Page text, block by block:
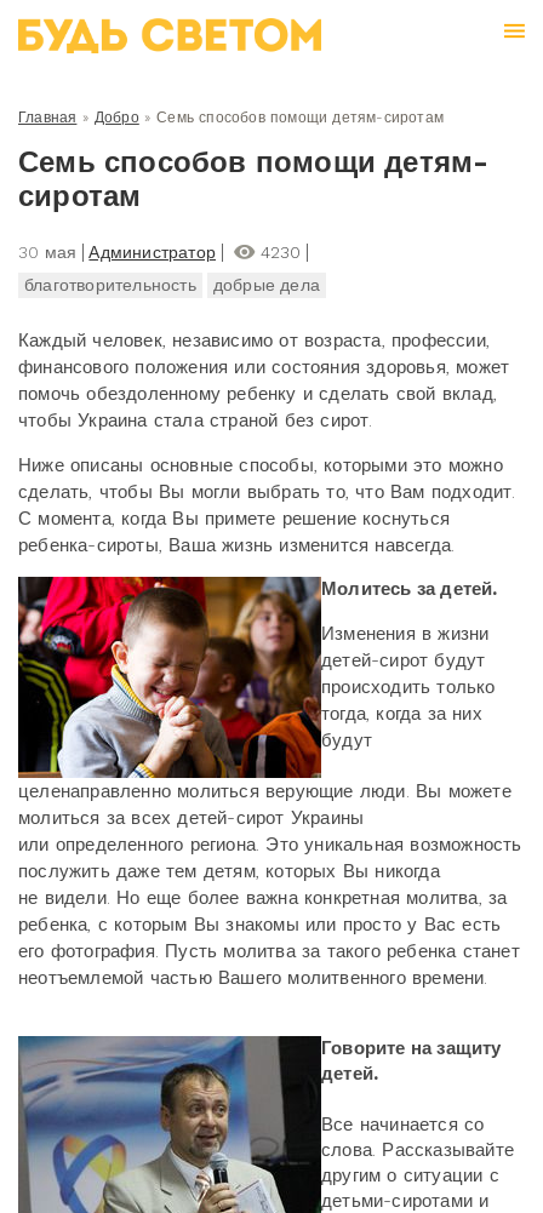
Главная » Добро» Семь способов помощи детям-сиротам
Семь способов помощи детям-
сиротам
30 мая Администратор
4230
благотворительность
добрые дела
Каждый человек, независимо от возраста, профессии,
финансового положения или состояния здоровья, может
помочь обездоленному ребенку и сделать свой вклад,
чтобы Украина стала страной без сирот.
Ниже описаны основные способы, которыми это можно
сделать, чтобы Вы могли выбрать то, что Вам подходит.
С момента, когда Вы примете решение коснуться
ребенка-сироты, Ваша жизнь изменится навсегда.
Молитесь за детей.
Изменения в жизни
детей-сирот будут
происходить только
тогда, когда за них
будут
целенаправленно молиться верующие люди. Вы можете
молиться за всех детей-сирот Украины
или определенного региона. Это уникальная возможность
послужить даже тем детям, которых Вы никогда
не видели. Но еще более важна конкретная молитва, за
ребенка, с которым Вы знакомы или просто у Вас есть
его фотография. Пусть молитва за такого ребенка станет
неотъемлемой частью Вашего молитвенного времени.
Говорите на защиту
детей.
Все начинается со
слова. Рассказывайте
другим о ситуации с
детьми-сиротами и